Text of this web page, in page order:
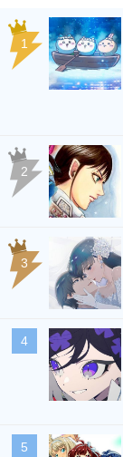
1
2
3
4
5